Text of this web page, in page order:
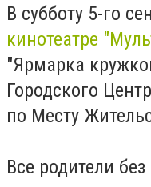
В субботу 5-го
кинотеатре
"Ярмарка
Городского
по Месту
Все родители